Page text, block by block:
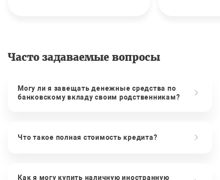
Часто задаваемые вопросы
Могу ли я завещать денежные средства по
банковскому вкладу своим родственникам?
Что такое полная стоимость кредита?
Как я могу купить наличную иностранную